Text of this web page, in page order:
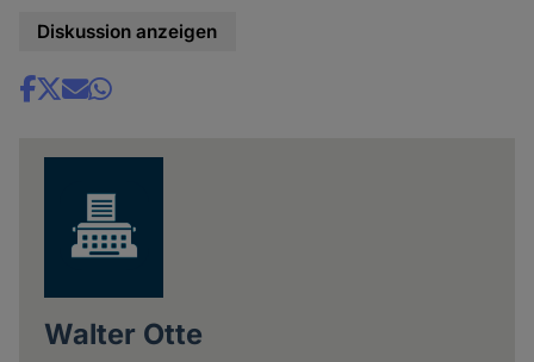
Diskussion anzeigen
Share
Walter Otte